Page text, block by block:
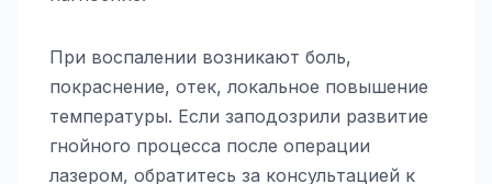
При воспалении возникают боль,
покраснение, отек, локальное повышение
температуры. Если заподозрили развитие
гнойного процесса после операции
лазером, обратитесь за консультацией к